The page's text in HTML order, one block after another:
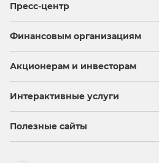
Пресс-центр
Финансовым организациям
Акционерам и инвесторам
Интерактивные услуги
Полезные сайты